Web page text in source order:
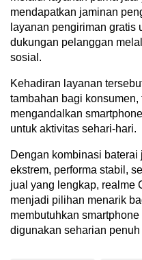
mendapatkan jaminan
layanan pengiriman gratis
dukungan pelanggan
sosial.
Kehadiran layanan
tambahan bagi
mengandalkan
untuk aktivitas sehari-hari.
Dengan kombinasi
ekstrem, performa stabil,
jual yang lengkap, realme
menjadi pilihan menarik
membutuhkan
digunakan seharian